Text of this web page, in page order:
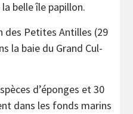
belle île papillon.
des Petites Antilles (29
la baie du Grand Cul-
d’éponges et 30
dans les fonds marins